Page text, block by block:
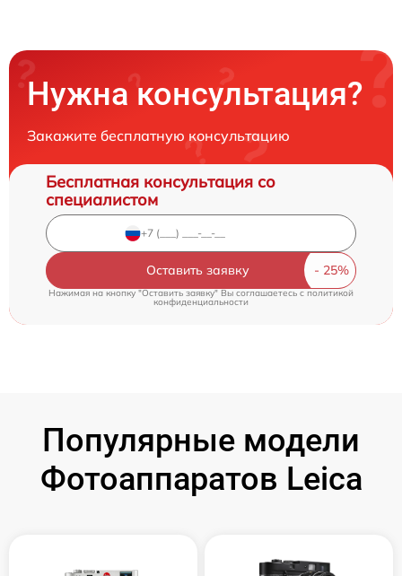
Нужна консультация?
Закажите бесплатную консультацию
Бесплатная консультация со
специалистом
Оставить заявку
Нажимая на кнопку "Оставить заявку" Вы соглашаетесь cполитикой
конфиденциальности
Популярные модели
Фотоаппаратов Leica